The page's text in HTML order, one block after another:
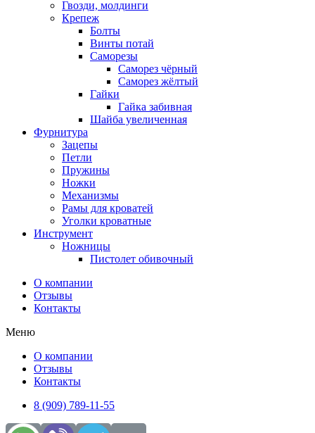
Гвозди, молдинги
Крепеж
Болты
Винты потай
Саморезы
Саморез чёрный
Саморез жёлтый
Гайки
Гайка забивная
Шайба увеличенная
Фурнитура
Зацепы
Петли
Пружины
Ножки
Механизмы
Рамы для кроватей
Уголки кроватные
Инструмент
Ножницы
Пистолет обивочный
О компании
Отзывы
Контакты
Меню
О компании
Отзывы
Контакты
8 (909) 789-11-55